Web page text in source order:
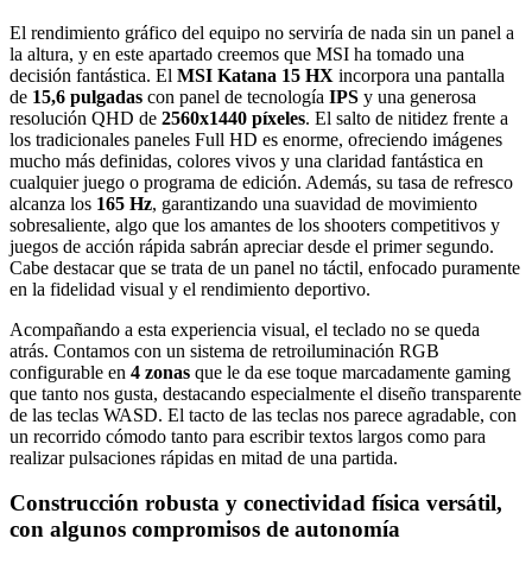
El rendimiento gráfico del equipo no serviría de nada sin un panel a
la altura, y en este apartado creemos que MSI ha tomado una
decisión fantástica. El MSI Katana 15 HX incorpora una pantalla
de 15,6 pulgadas con panel de tecnología IPS y una generosa
resolución QHD de 2560x1440 píxeles. El salto de nitidez frente a
los tradicionales paneles Full HD es enorme, ofreciendo imágenes
mucho más definidas, colores vivos y una claridad fantástica en
cualquier juego o programa de edición. Además, su tasa de refresco
alcanza los 165 Hz, garantizando una suavidad de movimiento
sobresaliente, algo que los amantes de los shooters competitivos y
juegos de acción rápida sabrán apreciar desde el primer segundo.
Cabe destacar que se trata de un panel no táctil, enfocado puramente
en la fidelidad visual y el rendimiento deportivo.
Acompañando a esta experiencia visual, el teclado no se queda
atrás. Contamos con un sistema de retroiluminación RGB
configurable en 4 zonas que le da ese toque marcadamente gaming
que tanto nos gusta, destacando especialmente el diseño transparente
de las teclas WASD. El tacto de las teclas nos parece agradable, con
un recorrido cómodo tanto para escribir textos largos como para
realizar pulsaciones rápidas en mitad de una partida.
Construcción robusta y conectividad física versátil,
con algunos compromisos de autonomía